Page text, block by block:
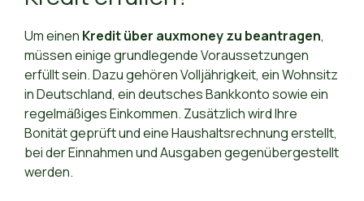
Um einen Kredit über auxmoney zu beantragen,
müssen einige grundlegende Voraussetzungen
erfüllt sein. Dazu gehören Volljährigkeit, ein Wohnsitz
in Deutschland, ein deutsches Bankkonto sowie ein
regelmäßiges Einkommen. Zusätzlich wird Ihre
Bonität geprüft und eine Haushaltsrechnung erstellt,
bei der Einnahmen und Ausgaben gegenübergestellt
werden.